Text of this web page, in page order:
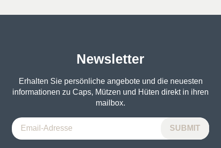
36€
18€.
Newsletter
Erhalten Sie persönliche angebote und die neuesten
informationen zu Caps, Mützen und Hüten direkt in ihren
mailbox.